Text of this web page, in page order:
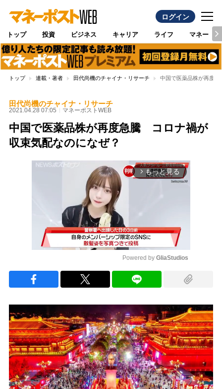
ログイン
トップ 投資 ビジネス キャリア ライフ マネー
トップ 連載・著者 田代尚機のチャイナ・リサーチ 中国で医薬品株が再度
田代尚機のチャイナ・リサーチ
2021.04.28 07:05 マネーポストWEB
中国で医薬品株が再度急騰 コロナ禍が
収束気配なのになぜ？
arrow_forward_ios もっと見る
Powered by GliaStudios